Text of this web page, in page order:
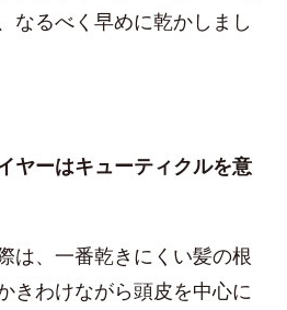
なるべく早めに乾かしまし
ーはキューティクルを意
は、一番乾きにくい髪の根
きわけながら頭皮を中心に